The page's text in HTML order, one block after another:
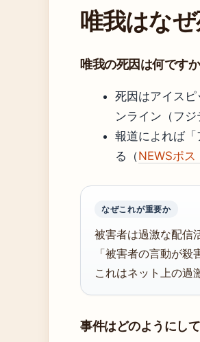
唯我はな
唯我の死因は何です
死因はアイス
ンライン（フジ
報道によれば
る（NEWSポス
なぜこれが重要か
被害者は過激な配信
「被害者の言動が殺
これはネット上の過
事件はどのようにし